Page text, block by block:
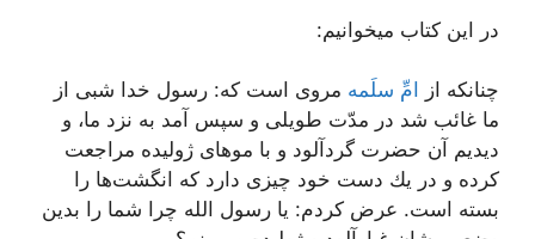
در این کتاب میخوانیم:
چنانكه از امِّ سلَمه مروى است كه: رسول خدا شبى از
ما غائب شد در مدّت طویلى و سپس آمد به نزد ما، و
دیدیم آن حضرت گردآلود و با موهاى ژولیده مراجعت
كرده و در یك دست خود چیزى دارد كه انگشت‌ها را
بسته است. عرض كردم: یا رسول الله چرا شما را بدین